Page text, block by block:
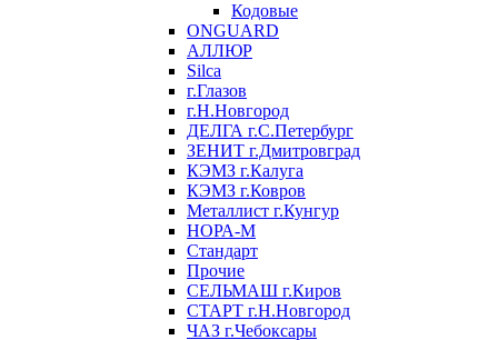
Кодовые
ONGUARD
АЛЛЮР
Silca
г.Глазов
г.Н.Новгород
ДЕЛГА г.С.Петербург
ЗЕНИТ г.Дмитровград
КЭМЗ г.Калуга
КЭМЗ г.Ковров
Металлист г.Кунгур
НОРА-М
Стандарт
Прочие
СЕЛЬМАШ г.Киров
СТАРТ г.Н.Новгород
ЧАЗ г.Чебоксары